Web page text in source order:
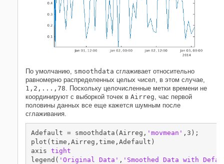
По умолчанию, smoothdata сглаживает относительно
равномерно распределенных целых чисел, в этом случае,
1,2,...,78. Поскольку целочисленные метки времени не
координируют с выборкой точек в Airreg, час первой
половины данных все еще кажется шумным после
сглаживания.
Adefault = smoothdata(Airreg, 'movmean' ,3);
plot(time,Airreg,time,Adefault)
axis tight
legend( 'Original Data' , 'Smoothed Data with